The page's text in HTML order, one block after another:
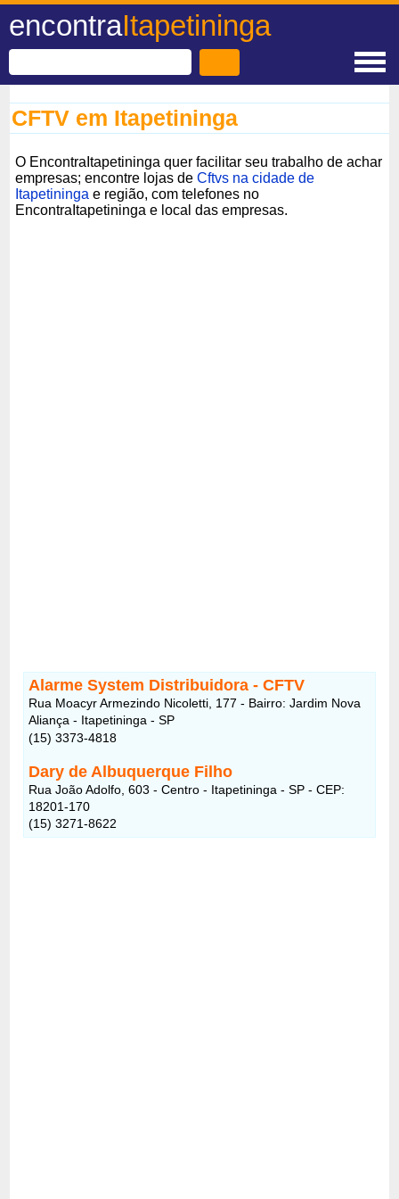
encontraItapetininga
CFTV em Itapetininga
O EncontraItapetininga quer facilitar seu trabalho de achar
empresas; encontre lojas deCftvs na cidade de
Itapetininga e região, com telefones no
EncontraItapetininga e local das empresas.
Alarme System Distribuidora - CFTV
Rua Moacyr Armezindo Nicoletti, 177 - Bairro: Jardim Nova
Aliança - Itapetininga - SP
(15) 3373-4818
Dary de Albuquerque Filho
Rua João Adolfo, 603 - Centro - Itapetininga - SP - CEP:
18201-170
(15) 3271-8622